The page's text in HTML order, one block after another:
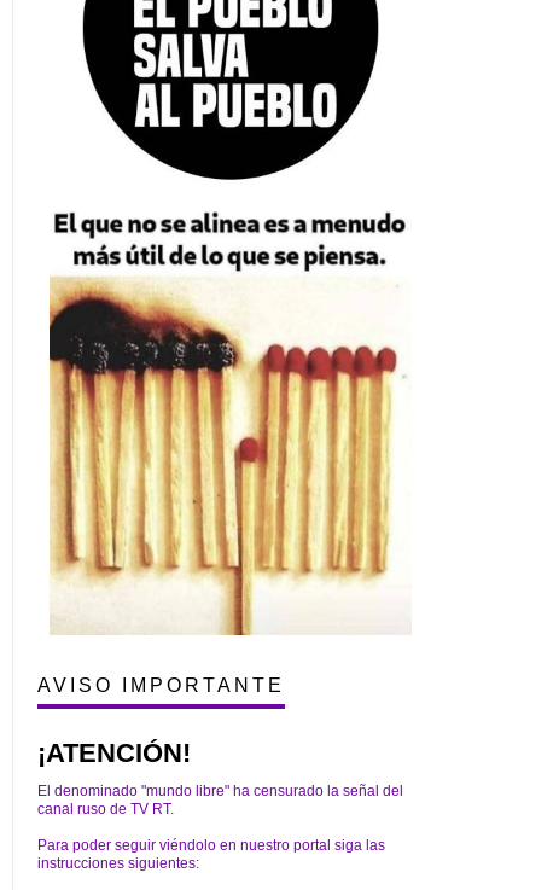
AVISO IMPORTANTE
¡ATENCIÓN!
El denominado "mundo libre" ha censurado la señal del
canal ruso de TV RT.
Para poder seguir viéndolo en nuestro portal siga las
instrucciones siguientes: